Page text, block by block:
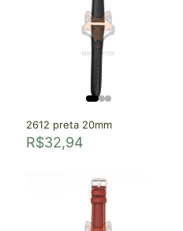
2612 preta 20mm
R$32,94